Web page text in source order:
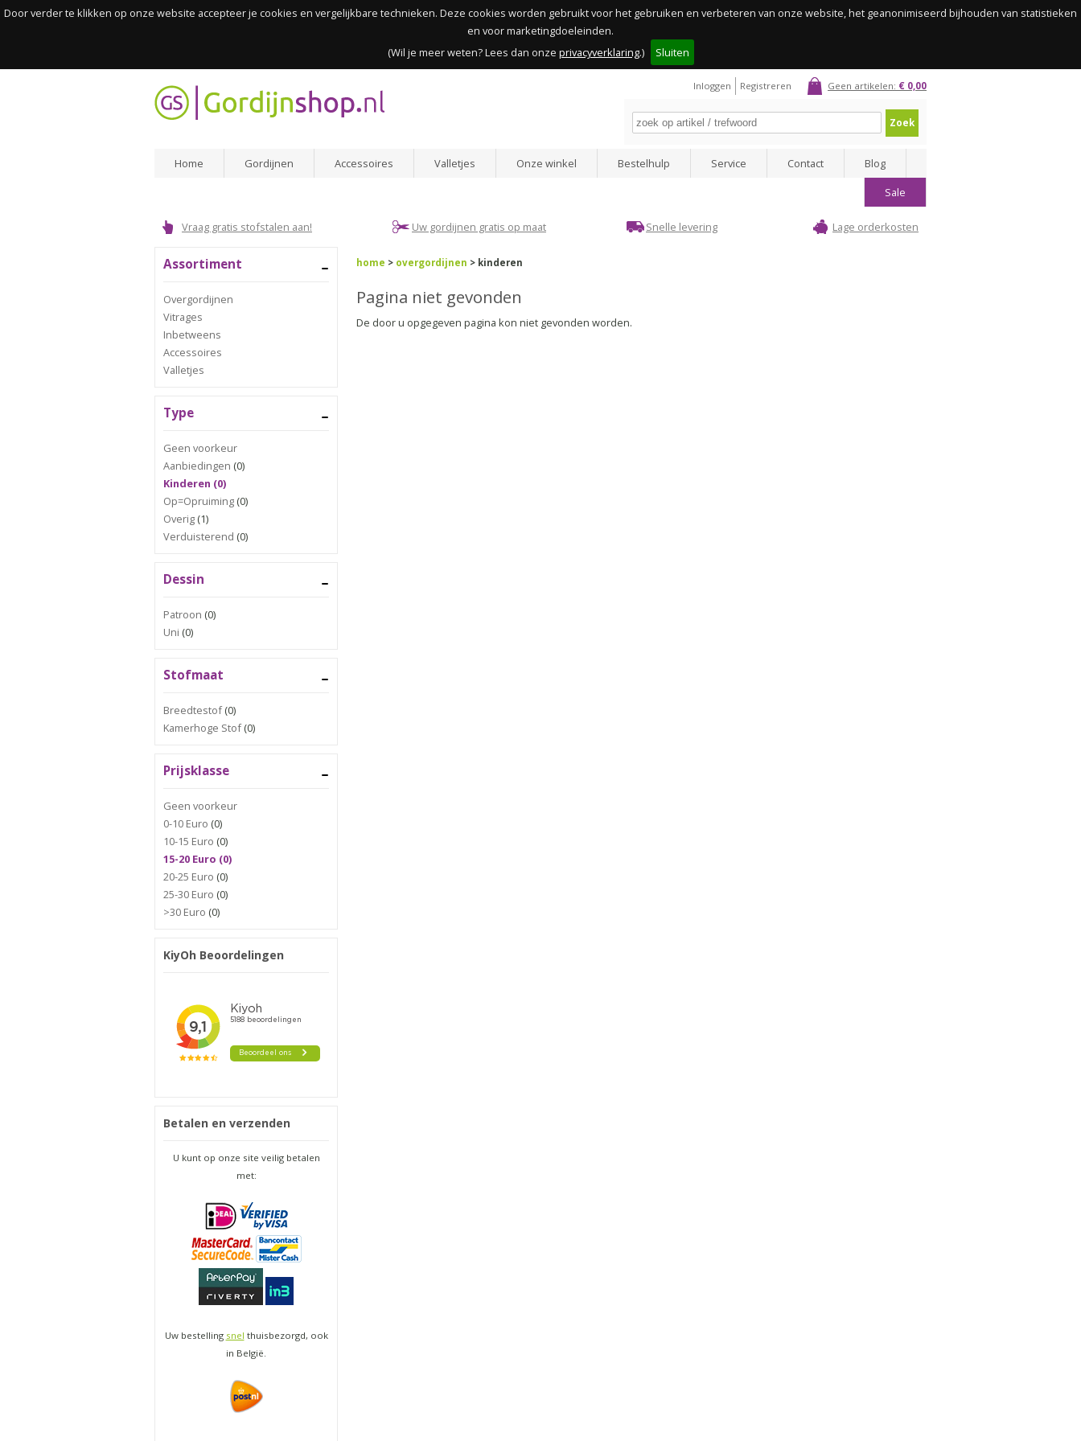
Door verder te klikken op onze website accepteer je cookies en vergelijkbare technieken. Deze cookies worden gebruikt voor het gebruiken en verbeteren van onze website, het geanonimiseerd bijhouden van statistieken
en voor marketingdoeleinden.
(Wil je meer weten? Lees dan onze privacyverklaring.) Sluiten
Geen artikelen: € 0,00
Inloggen Registreren
Zoek
Home Gordijnen Accessoires Valletjes Onze winkel Bestelhulp Service Contact
Blog
Sale
Vraag gratis stofstalen aan! Uw gordijnen gratis op maat Snelle levering Lage orderkosten
Assortiment
Overgordijnen
Vitrages
Inbetweens
Accessoires
Valletjes
Type
Geen voorkeur
Aanbiedingen (0)
Kinderen (0)
Op=Opruiming (0)
Overig (1)
Verduisterend (0)
Dessin
Patroon (0)
Uni (0)
Stofmaat
Breedtestof(0)
Kamerhoge Stof(0)
Prijsklasse
Geen voorkeur
0-10 Euro (0)
10-15 Euro (0)
15-20 Euro (0)
20-25 Euro (0)
25-30 Euro (0)
>30 Euro (0)
KiyOh Beoordelingen
Betalen en verzenden
U kunt op onze site veilig betalen
met:
Uw bestelling snel thuisbezorgd, ook
in België.
home > overgordijnen > kinderen
Pagina niet gevonden
De door u opgegeven pagina kon niet gevonden worden.